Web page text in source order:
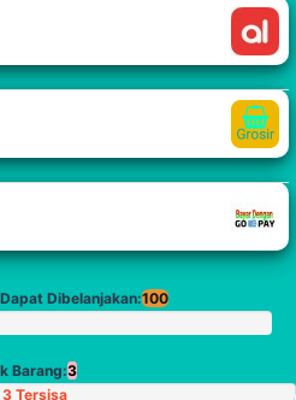
Dibelanjakan:100
Barang:3
3 Tersisa